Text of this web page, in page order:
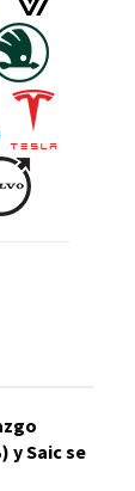
y Saic se